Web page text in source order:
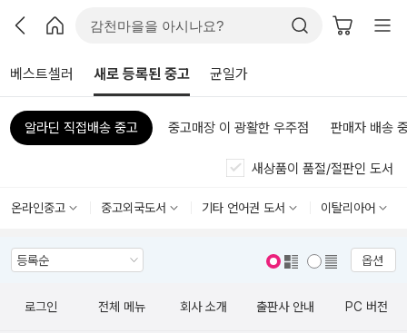
베스트셀러 새로 등록된 중고 균일가
알라딘 직접배송 중고 중고매장 이 광활한 우주점 판매자 배송
새상품이 품절/절판인 도서
온라인중고 중고외국도서 기타 언어권 도서 이탈리아어
옵션
로그인 전체 메뉴 회사 소개 출판사 안내 PC 버전